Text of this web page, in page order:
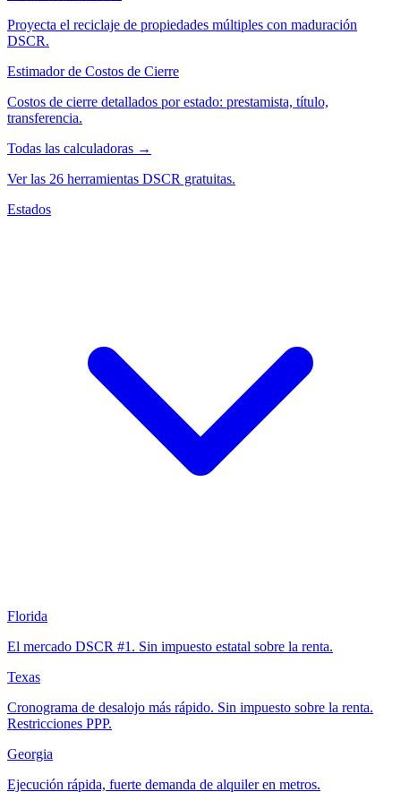
Proyecta el reciclaje de propiedades múltiples con maduración
DSCR.
Estimador de Costos de Cierre
Costos de cierre detallados por estado: prestamista, título,
transferencia.
Todas las calculadoras →
Ver las 26 herramientas DSCR gratuitas.
Estados
Florida
El mercado DSCR #1. Sin impuesto estatal sobre la renta.
Texas
Cronograma de desalojo más rápido. Sin impuesto sobre la renta.
Restricciones PPP.
Georgia
Ejecución rápida, fuerte demanda de alquiler en metros.